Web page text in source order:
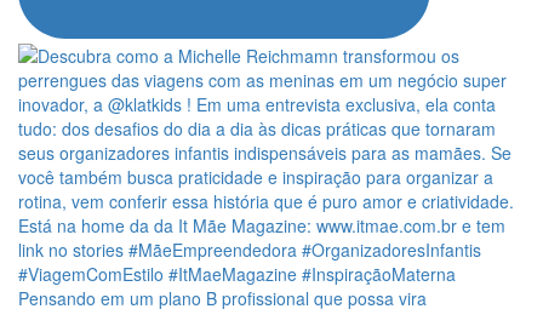
Pensando em um plano B profissional que possa vira